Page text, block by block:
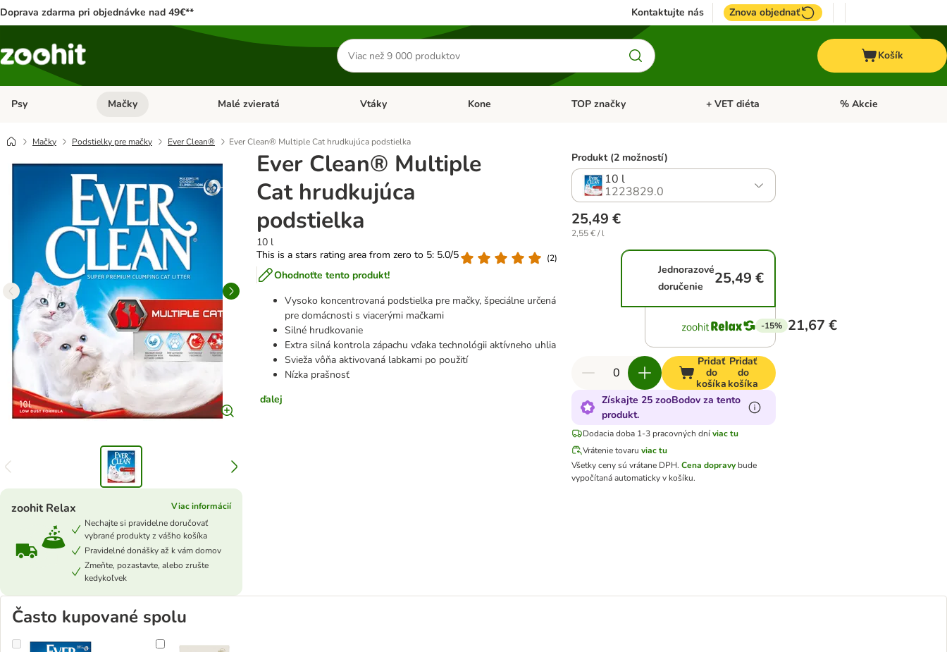
Doprava zdarma pri objednávke nad 49€** Kontaktujte nás Znova objednať
Hľadať
produkty
Košík
Psy Otvoriť menu: Psy
Mačky Otvoriť menu: Mačky
Malé zvieratá Otvoriť menu: Malé zvieratá
Vtáky Otvoriť menu: Vtáky
Kone Otvoriť menu: Kone
TOP značky Otvoriť menu: TOP značky
+ VET diéta Otvoriť menu: + VET diéta
% Akcie
Mačky Podstielky pre mačky Ever Clean® Ever Clean® Multiple Cat hrudkujúca podstielka
Ever Clean® Multiple
Cat hrudkujúca
podstielka
10 l
This is a stars rating area from zero to 5: 5.0/5
(2)
Ohodnoťte tento produkt!
Vysoko koncentrovaná podstielka pre mačky, špeciálne určená
pre domácnosti s viacerými mačkami
Silné hrudkovanie
Extra silná kontrola zápachu vďaka technológii aktívneho uhlia
Svieža vôňa aktivovaná labkami po použití
Nízka prašnosť
ďalej
zoohit Relax
Viac informácií
Nechajte si pravidelne doručovať
vybrané produkty z vášho košíka
Pravidelné donášky až k vám domov
Zmeňte, pozastavte, alebo zrušte
kedykoľvek
Produkt (2 možností)
10 l
1223829.0
25,49 €
2,55 € / l
Jednorazové
doručenie
25,49 €
-15% 21,67 €
Pridať
do
košíka
Pridať
do
košíka
Získajte 25 zooBodov za tento
produkt.
Dodacia doba 1-3 pracovných dníviac tu
Vrátenie tovaru viac tu
Všetky ceny sú vrátane DPH.Cena dopravy bude
vypočítaná automaticky v košíku.
Často kupované spolu